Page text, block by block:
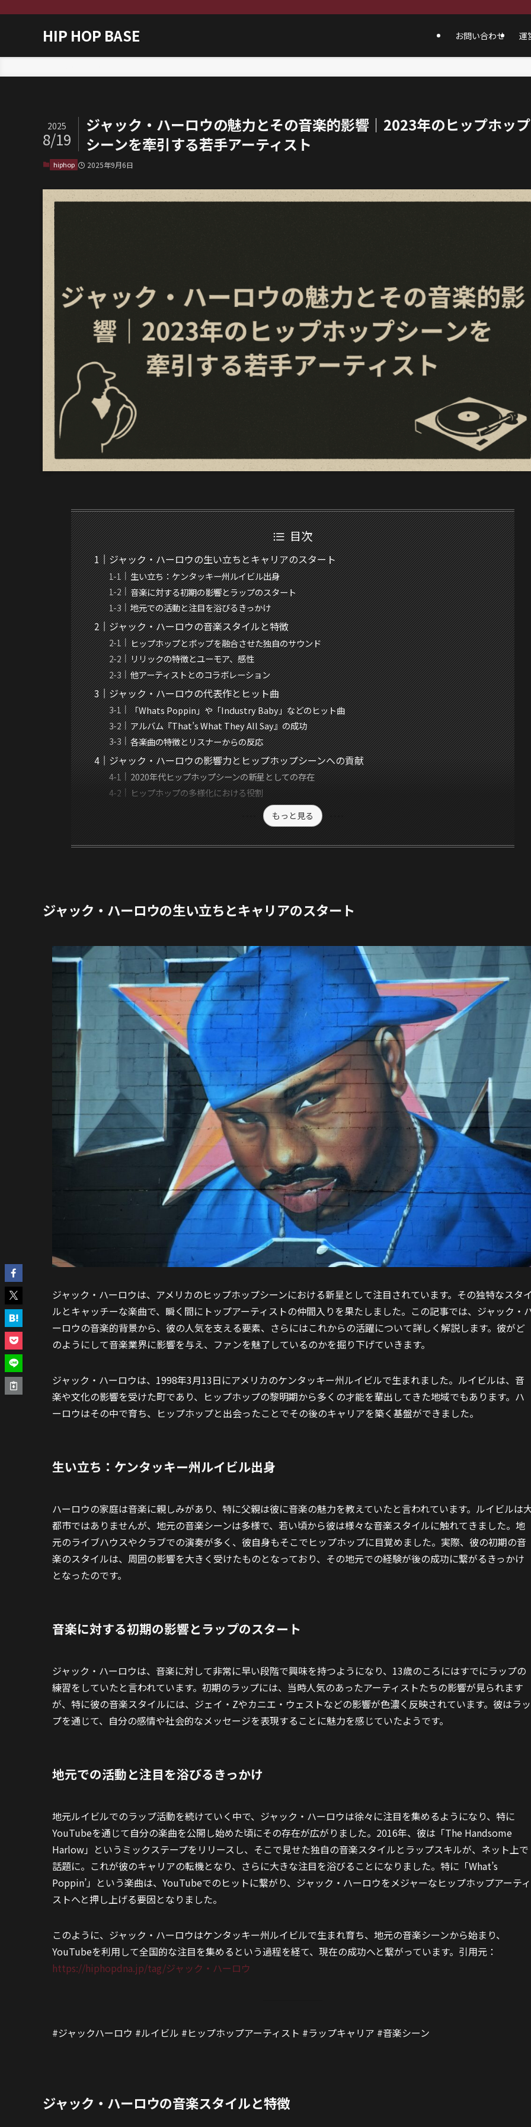
HIP HOP BASE お問い合わせ 運
ジャック・ハーロウの魅力とその音楽的影響｜2023年のヒップホップ
シーンを牽引する若手アーティスト
2025
8/19
hiphop 2025年9月6日
目次
ジャック・ハーロウの生い立ちとキャリアのスタート
生い立ち：ケンタッキー州ルイビル出身
音楽に対する初期の影響とラップのスタート
地元での活動と注目を浴びるきっかけ
ジャック・ハーロウの音楽スタイルと特徴
ヒップホップとポップを融合させた独自のサウンド
リリックの特徴とユーモア、感性
他アーティストとのコラボレーション
ジャック・ハーロウの代表作とヒット曲
「Whats Poppin」や「Industry Baby」などのヒット曲
アルバム『That’s What They All Say』の成功
各楽曲の特徴とリスナーからの反応
ジャック・ハーロウの影響力とヒップホップシーンへの貢献
2020年代ヒップホップシーンの新星としての存在
ヒップホップの多様化における役割
もっと見る
ジャック・ハーロウの生い立ちとキャリアのスタート
ジャック・ハーロウは、アメリカのヒップホップシーンにおける新星として注目されています。その独特なスタ
ルとキャッチーな楽曲で、瞬く間にトップアーティストの仲間入りを果たしました。この記事では、ジャック・
ーロウの音楽的背景から、彼の人気を支える要素、さらにはこれからの活躍について詳しく解説します。彼がど
のようにして音楽業界に影響を与え、ファンを魅了しているのかを掘り下げていきます。
ジャック・ハーロウは、1998年3月13日にアメリカのケンタッキー州ルイビルで生まれました。ルイビルは、音
楽や文化の影響を受けた町であり、ヒップホップの黎明期から多くの才能を輩出してきた地域でもあります。ハ
ーロウはその中で育ち、ヒップホップと出会ったことでその後のキャリアを築く基盤ができました。
生い立ち：ケンタッキー州ルイビル出身
ハーロウの家庭は音楽に親しみがあり、特に父親は彼に音楽の魅力を教えていたと言われています。ルイビルは
都市ではありませんが、地元の音楽シーンは多様で、若い頃から彼は様々な音楽スタイルに触れてきました。地
元のライブハウスやクラブでの演奏が多く、彼自身もそこでヒップホップに目覚めました。実際、彼の初期の音
楽のスタイルは、周囲の影響を大きく受けたものとなっており、その地元での経験が後の成功に繋がるきっかけ
となったのです。
音楽に対する初期の影響とラップのスタート
ジャック・ハーロウは、音楽に対して非常に早い段階で興味を持つようになり、13歳のころにはすでにラップの
練習をしていたと言われています。初期のラップには、当時人気のあったアーティストたちの影響が見られます
が、特に彼の音楽スタイルには、ジェイ・Zやカニエ・ウェストなどの影響が色濃く反映されています。彼はラッ
プを通じて、自分の感情や社会的なメッセージを表現することに魅力を感じていたようです。
地元での活動と注目を浴びるきっかけ
地元ルイビルでのラップ活動を続けていく中で、ジャック・ハーロウは徐々に注目を集めるようになり、特に
YouTubeを通じて自分の楽曲を公開し始めた頃にその存在が広がりました。2016年、彼は「The Handsome
Harlow」というミックステープをリリースし、そこで見せた独自の音楽スタイルとラップスキルが、ネット上で
話題に。これが彼のキャリアの転機となり、さらに大きな注目を浴びることになりました。特に「What’s
Poppin’」という楽曲は、YouTubeでのヒットに繋がり、ジャック・ハーロウをメジャーなヒップホップアーティ
ストへと押し上げる要因となりました。
このように、ジャック・ハーロウはケンタッキー州ルイビルで生まれ育ち、地元の音楽シーンから始まり、
YouTubeを利用して全国的な注目を集めるという過程を経て、現在の成功へと繋がっています。引用元：
https://hiphopdna.jp/tag/ジャック・ハーロウ
#ジャックハーロウ #ルイビル #ヒップホップアーティスト #ラップキャリア #音楽シーン
ジャック・ハーロウの音楽スタイルと特徴